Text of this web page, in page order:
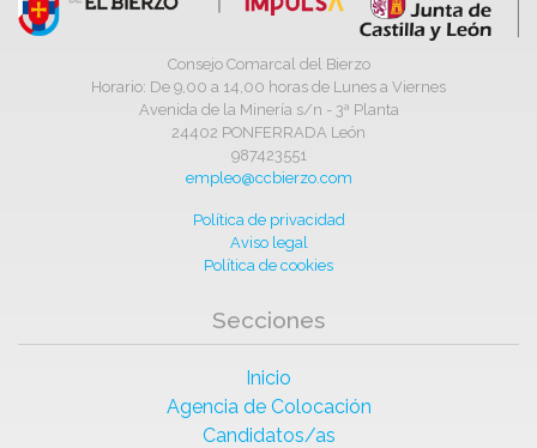
Consejo Comarcal del Bierzo
Horario: De 9,00 a 14,00 horas de Lunes a Viernes
Avenida de la Minería s/n - 3ª Planta
24402 PONFERRADA León
987423551
empleo@ccbierzo.com
Política de privacidad
Aviso legal
Política de cookies
Secciones
Inicio
Agencia de Colocación
Candidatos/as